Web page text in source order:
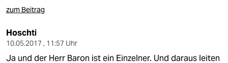
zum Beitrag
Hoschti
10.05.2017 , 11:57 Uhr
Ja und der Herr Baron ist ein Einzelner. Und daraus leiten